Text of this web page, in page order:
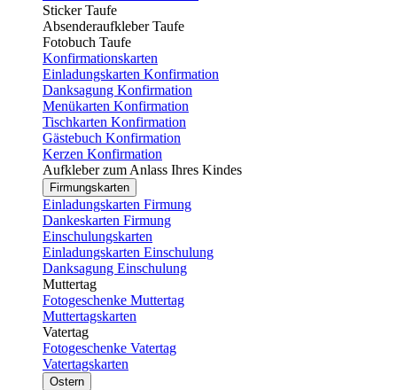
Sticker Taufe
Absenderaufkleber Taufe
Fotobuch Taufe
Konfirmationskarten
Einladungskarten Konfirmation
Danksagung Konfirmation
Menükarten Konfirmation
Tischkarten Konfirmation
Gästebuch Konfirmation
Kerzen Konfirmation
Aufkleber zum Anlass Ihres Kindes
Firmungskarten
Einladungskarten Firmung
Dankeskarten Firmung
Einschulungskarten
Einladungskarten Einschulung
Danksagung Einschulung
Muttertag
Fotogeschenke Muttertag
Muttertagskarten
Vatertag
Fotogeschenke Vatertag
Vatertagskarten
Ostern